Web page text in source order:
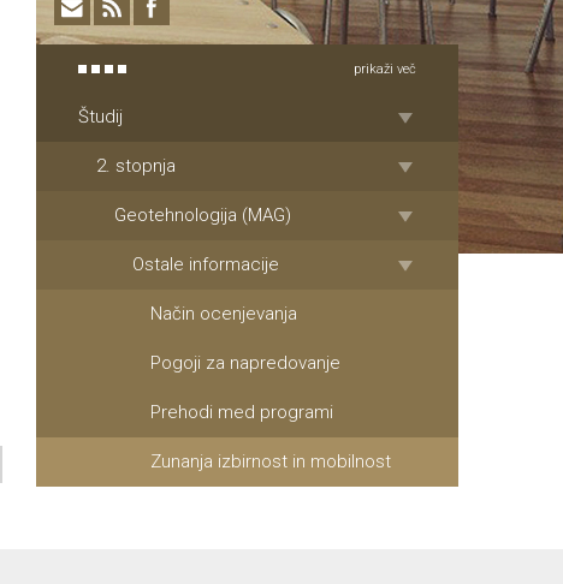
prikaži več
Študij
2. stopnja
Geotehnologija (MAG)
Ostale informacije
Način ocenjevanja
Pogoji za napredovanje
Prehodi med programi
Zunanja izbirnost in mobilnost